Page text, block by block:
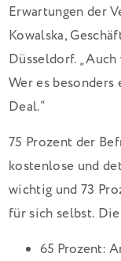
Erwartungen der
Kowalska,
Düsseldorf.
Wer es
Deal.“
75 Prozent der
kostenlose und
wichtig und 73
für sich selbst.
65 Prozent: